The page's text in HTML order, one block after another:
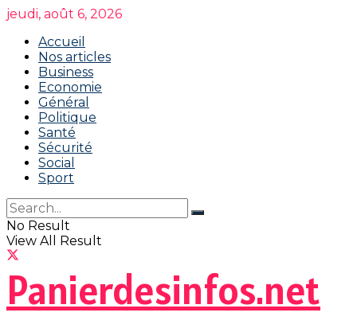
jeudi, août 6, 2026
Accueil
Nos articles
Business
Economie
Général
Politique
Santé
Sécurité
Social
Sport
No Result
View All Result
Panierdesinfos.net